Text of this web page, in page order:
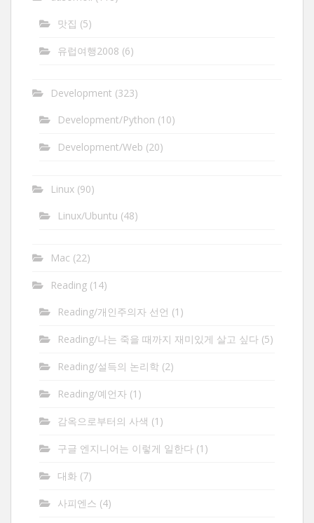
맛집 (5)
유럽여행2008 (6)
Development (323)
Development/Python (10)
Development/Web (20)
Linux (90)
Linux/Ubuntu (48)
Mac (22)
Reading (14)
Reading/개인주의자 선언 (1)
Reading/나는 죽을 때까지 재미있게 살고 싶다 (5)
Reading/설득의 논리학 (2)
Reading/예언자 (1)
감옥으로부터의 사색 (1)
구글 엔지니어는 이렇게 일한다 (1)
대화 (7)
사피엔스 (4)